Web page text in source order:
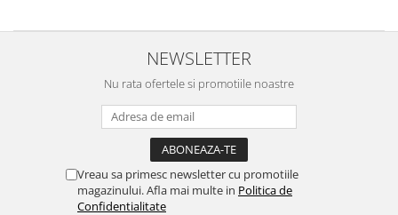
NEWSLETTER
Nu rata ofertele si promotiile noastre
Vreau sa primesc newsletter cu promotiile
magazinului. Afla mai multe in Politica de
Confidentialitate